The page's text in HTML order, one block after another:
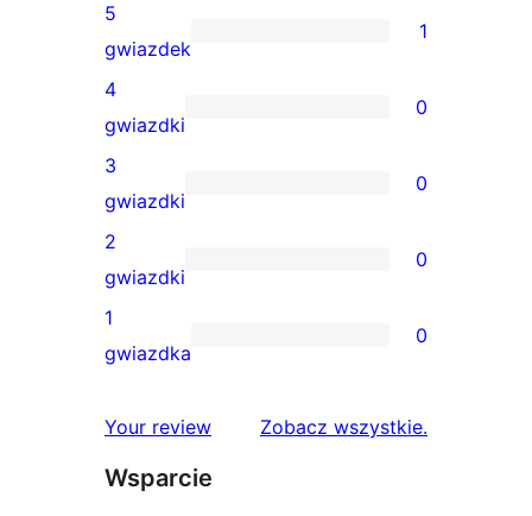
1
recenzja
5-
gwiazdkowa
5
gwiazdek
1
0
recenzji
4-
gwiazdkowych
4
gwiazdki
0
0
recenzji
3-
gwiazdkowych
3
gwiazdki
0
0
recenzji
2-
2
gwiazdki
0
0
1-
1
gwiazdka
0
Your review Zobacz wszystkierecenzje
.
Wsparcie